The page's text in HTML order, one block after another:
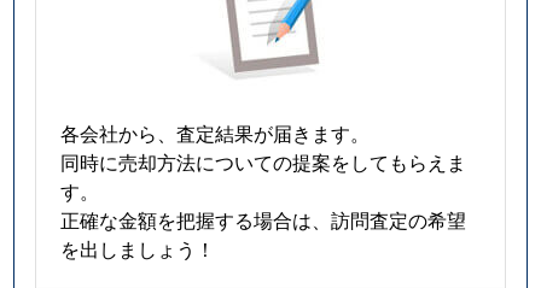
各会社から、査定結果が届きます。
同時に売却方法についての提案をしてもらえま
す。
正確な金額を把握する場合は、訪問査定の希望
を出しましょう！